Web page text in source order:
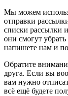
Мы можем
отправки
списки рассылки
они смогут
напишете нам и
Обратите
друга. Если вы
вам нужно
всё ещё будете